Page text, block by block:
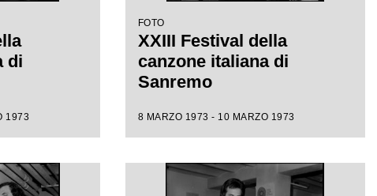
di
1973
FOTO
XXIII Festival della
canzone italiana di
Sanremo
8 MARZO 1973 - 10 MARZO 1973